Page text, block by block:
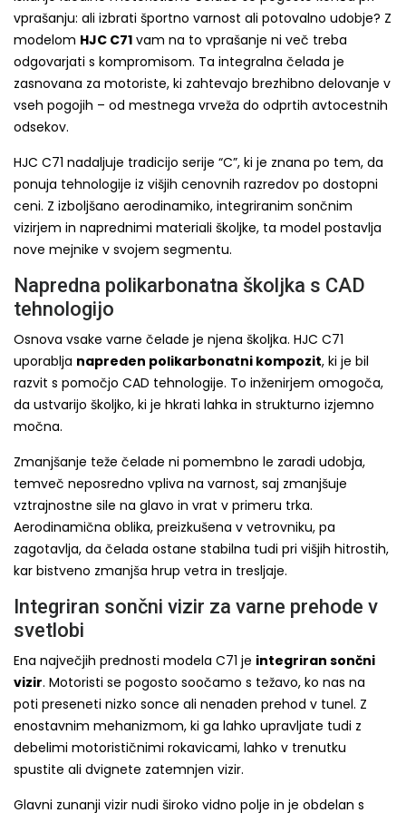
vprašanju: ali izbrati športno varnost ali potovalno udobje? Z
modelom HJC C71 vam na to vprašanje ni več treba
odgovarjati s kompromisom. Ta integralna čelada je
zasnovana za motoriste, ki zahtevajo brezhibno delovanje v
vseh pogojih – od mestnega vrveža do odprtih avtocestnih
odsekov.
HJC C71 nadaljuje tradicijo serije “C”, ki je znana po tem, da
ponuja tehnologije iz višjih cenovnih razredov po dostopni
ceni. Z izboljšano aerodinamiko, integriranim sončnim
vizirjem in naprednimi materiali školjke, ta model postavlja
nove mejnike v svojem segmentu.
Napredna polikarbonatna školjka s CAD
tehnologijo
Osnova vsake varne čelade je njena školjka. HJC C71
uporablja napreden polikarbonatni kompozit, ki je bil
razvit s pomočjo CAD tehnologije. To inženirjem omogoča,
da ustvarijo školjko, ki je hkrati lahka in strukturno izjemno
močna.
Zmanjšanje teže čelade ni pomembno le zaradi udobja,
temveč neposredno vpliva na varnost, saj zmanjšuje
vztrajnostne sile na glavo in vrat v primeru trka.
Aerodinamična oblika, preizkušena v vetrovniku, pa
zagotavlja, da čelada ostane stabilna tudi pri višjih hitrostih,
kar bistveno zmanjša hrup vetra in tresljaje.
Integriran sončni vizir za varne prehode v
svetlobi
Ena največjih prednosti modela C71 je integriran sončni
vizir. Motoristi se pogosto soočamo s težavo, ko nas na
poti preseneti nizko sonce ali nenaden prehod v tunel. Z
enostavnim mehanizmom, ki ga lahko upravljate tudi z
debelimi motorističnimi rokavicami, lahko v trenutku
spustite ali dvignete zatemnjen vizir.
Glavni zunanji vizir nudi široko vidno polje in je obdelan s